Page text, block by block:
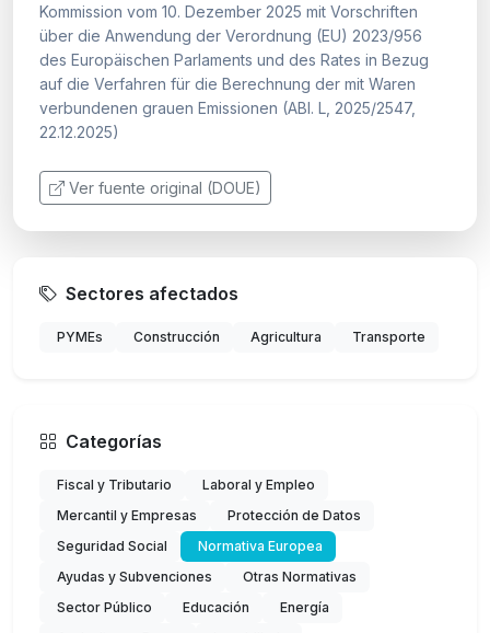
Kommission vom 10. Dezember 2025 mit Vorschriften
über die Anwendung der Verordnung (EU) 2023/956
des Europäischen Parlaments und des Rates in Bezug
auf die Verfahren für die Berechnung der mit Waren
verbundenen grauen Emissionen (ABl. L, 2025/2547,
22.12.2025)
Ver fuente original (DOUE)
Sectores afectados
PYMEs Construcción Agricultura Transporte
Categorías
Fiscal y Tributario
Laboral y Empleo
Mercantil y Empresas
Protección de Datos
Seguridad Social
Normativa Europea
Ayudas y Subvenciones
Otras Normativas
Sector Público
Educación
Energía